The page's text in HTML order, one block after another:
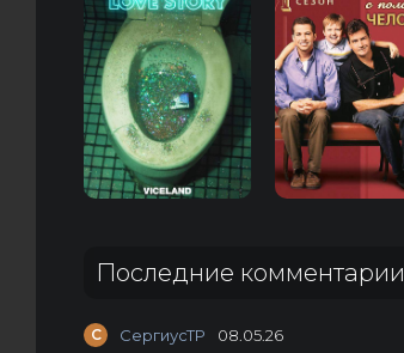
Последние комментарии
С СергиусТР 08.05.26